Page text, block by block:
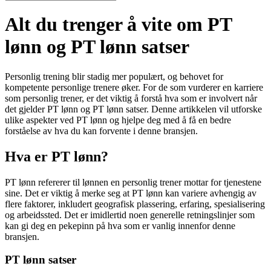
Alt du trenger å vite om PT
lønn og PT lønn satser
Personlig trening blir stadig mer populært, og behovet for
kompetente personlige trenere øker. For de som vurderer en karriere
som personlig trener, er det viktig å forstå hva som er involvert når
det gjelder PT lønn og PT lønn satser. Denne artikkelen vil utforske
ulike aspekter ved PT lønn og hjelpe deg med å få en bedre
forståelse av hva du kan forvente i denne bransjen.
Hva er PT lønn?
PT lønn refererer til lønnen en personlig trener mottar for tjenestene
sine. Det er viktig å merke seg at PT lønn kan variere avhengig av
flere faktorer, inkludert geografisk plassering, erfaring, spesialisering
og arbeidssted. Det er imidlertid noen generelle retningslinjer som
kan gi deg en pekepinn på hva som er vanlig innenfor denne
bransjen.
PT lønn satser